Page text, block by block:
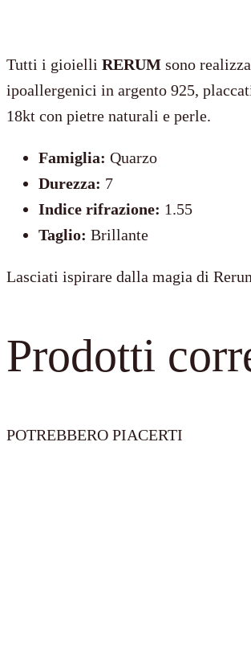
ROCCA
quantità
Tutti i gioielli RERUM sono
ipoallergenici in argento 925,
18kt con pietre naturali e perle.
Famiglia: Quarzo
Durezza: 7
Indice rifrazione: 1.55
Taglio: Brillante
Lasciati ispirare dalla magia di
Prodotti
POTREBBERO PIACERTI